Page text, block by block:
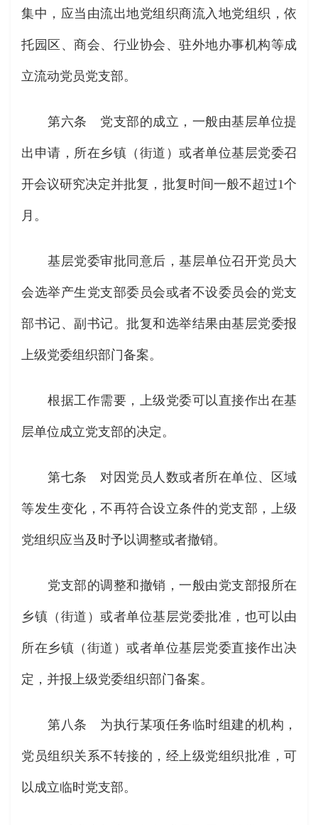
集中，应当由流出地党组织商流入地党组织，依
托园区、商会、行业协会、驻外地办事机构等成
立流动党员党支部。
第六条 党支部的成立，一般由基层单位提
出申请，所在乡镇（街道）或者单位基层党委召
开会议研究决定并批复，批复时间一般不超过1个
月。
基层党委审批同意后，基层单位召开党员大
会选举产生党支部委员会或者不设委员会的党支
部书记、副书记。批复和选举结果由基层党委报
上级党委组织部门备案。
根据工作需要，上级党委可以直接作出在基
层单位成立党支部的决定。
第七条 对因党员人数或者所在单位、区域
等发生变化，不再符合设立条件的党支部，上级
党组织应当及时予以调整或者撤销。
党支部的调整和撤销，一般由党支部报所在
乡镇（街道）或者单位基层党委批准，也可以由
所在乡镇（街道）或者单位基层党委直接作出决
定，并报上级党委组织部门备案。
第八条 为执行某项任务临时组建的机构，
党员组织关系不转接的，经上级党组织批准，可
以成立临时党支部。